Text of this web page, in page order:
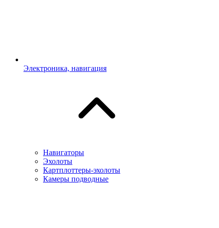
Электроника, навигация
Навигаторы
Эхолоты
Картплоттеры-эхолоты
Камеры подводные